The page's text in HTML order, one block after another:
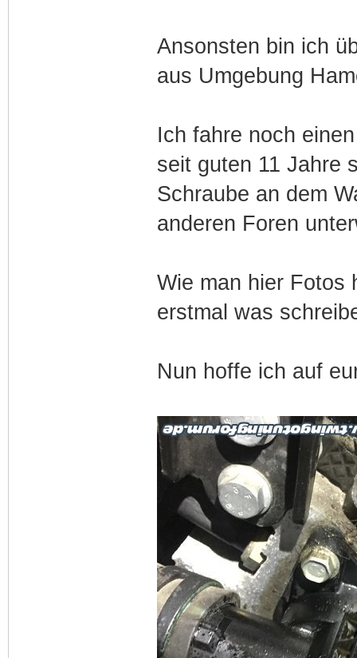
Ansonsten bin ich
aus Umgebung
Ich fahre noch
seit guten 11 Jahre
Schraube an dem
anderen Foren
Wie man hier Fotos
erstmal was
Nun hoffe ich auf